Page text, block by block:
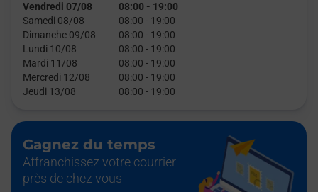
Vendredi 07/08 08:00 - 19:00
Samedi 08/08
08:00 - 19:00
Dimanche 09/08
08:00 - 19:00
Lundi 10/08
08:00 - 19:00
Mardi 11/08
08:00 - 19:00
Mercredi 12/08
08:00 - 19:00
Jeudi 13/08
08:00 - 19:00
Gagnez du temps
Affranchissez votre courrier
près de chez vous